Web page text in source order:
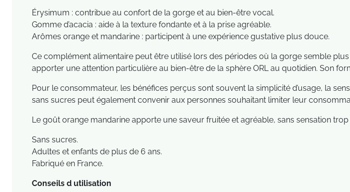
Érysimum : contribue au confort de la gorge et au bien-être vocal.
Gomme d’acacia : aide à la texture fondante et à la prise agréable.
Arômes orange et mandarine : participent à une expérience gustative plus douce.
Ce complément alimentaire peut être utilisé lors des périodes où la gorge semble
apporter une attention particulière au bien-être de la sphère ORL au quotidien. Son
Pour le consommateur, les bénéfices perçus sont souvent la simplicité d’usage, la
sans sucres peut également convenir aux personnes souhaitant limiter leur
Le goût orange mandarine apporte une saveur fruitée et agréable, sans sensation
Sans sucres.
Adultes et enfants de plus de 6 ans.
Fabriqué en France.
Conseils d utilisation